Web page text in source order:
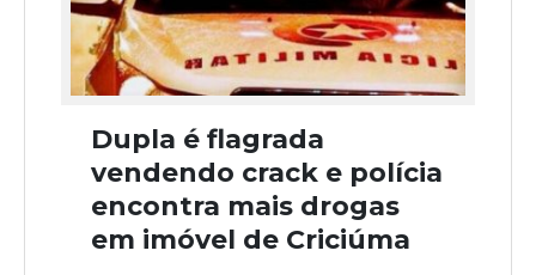
Dupla é flagrada
vendendo crack e polícia
encontra mais drogas
em imóvel de Criciúma